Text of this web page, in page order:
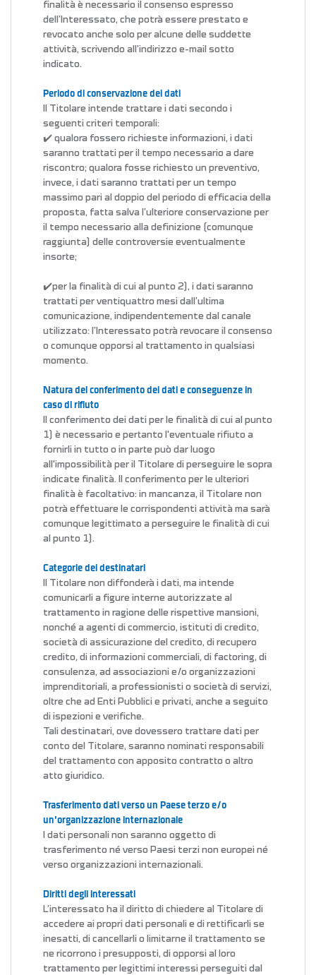
finalità è necessario il consenso espresso
dell’Interessato, che potrà essere prestato e
revocato anche solo per alcune delle suddette
attività, scrivendo all’indirizzo e-mail sotto
indicato.
Periodo di conservazione dei dati
Il Titolare intende trattare i dati secondo i
seguenti criteri temporali:
✔️ qualora fossero richieste informazioni, i dati
saranno trattati per il tempo necessario a dare
riscontro; qualora fosse richiesto un preventivo,
invece, i dati saranno trattati per un tempo
massimo pari al doppio del periodo di efficacia della
proposta, fatta salva l’ulteriore conservazione per
il tempo necessario alla definizione (comunque
raggiunta) delle controversie eventualmente
insorte;
✔️per la finalità di cui al punto 2), i dati saranno
trattati per ventiquattro mesi dall’ultima
comunicazione, indipendentemente dal canale
utilizzato: l’Interessato potrà revocare il consenso
o comunque opporsi al trattamento in qualsiasi
momento.
Natura del conferimento dei dati e conseguenze in
caso di rifiuto
Il conferimento dei dati per le finalità di cui al punto
1) è necessario e pertanto l'eventuale rifiuto a
fornirli in tutto o in parte può dar luogo
all'impossibilità per il Titolare di perseguire le sopra
indicate finalità. Il conferimento per le ulteriori
finalità è facoltativo: in mancanza, il Titolare non
potrà effettuare le corrispondenti attività ma sarà
comunque legittimato a perseguire le finalità di cui
al punto 1).
Categorie dei destinatari
Il Titolare non diffonderà i dati, ma intende
comunicarli a figure interne autorizzate al
trattamento in ragione delle rispettive mansioni,
nonché a agenti di commercio, istituti di credito,
società di assicurazione del credito, di recupero
credito, di informazioni commerciali, di factoring, di
consulenza, ad associazioni e/o organizzazioni
imprenditoriali, a professionisti o società di servizi,
oltre che ad Enti Pubblici e privati, anche a seguito
di ispezioni e verifiche.
Tali destinatari, ove dovessero trattare dati per
conto del Titolare, saranno nominati responsabili
del trattamento con apposito contratto o altro
atto giuridico.
Trasferimento dati verso un Paese terzo e/o
un’organizzazione internazionale
I dati personali non saranno oggetto di
trasferimento né verso Paesi terzi non europei né
verso organizzazioni internazionali.
Diritti degli interessati
L’interessato ha il diritto di chiedere al Titolare di
accedere ai propri dati personali e di rettificarli se
inesatti, di cancellarli o limitarne il trattamento se
ne ricorrono i presupposti, di opporsi al loro
trattamento per legittimi interessi perseguiti dal